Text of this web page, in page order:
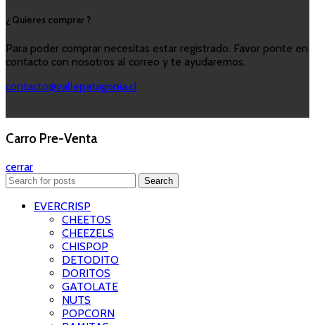
¿ Quieres comprar ?
Para poder comprar necesitas estar registrado. Favor ponte en
contacto con nosotros al correo y te ayudaremos.
contacto@vallepatagonia.cl
Carro Pre-Venta
cerrar
Search
EVERCRISP
CHEETOS
CHEEZELS
CHISPOP
DETODITO
DORITOS
GATOLATE
NUTS
POPCORN